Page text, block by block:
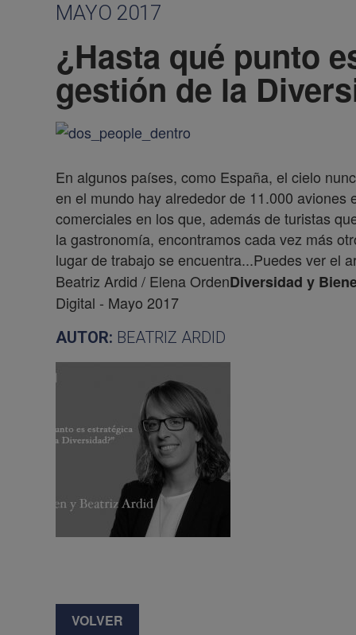
MAYO 2017
¿Hasta qué punto
gestión de la
En algunos países, como España, el cielo
en el mundo hay alrededor de 11.000
comerciales en los que, además de turistas
la gastronomía, encontramos cada vez más
lugar de trabajo se encuentra...Puedes ver el
Beatriz Ardid / Elena OrdenDiversidad y
Digital - Mayo 2017
AUTOR: BEATRIZ ARDID
VOLVER